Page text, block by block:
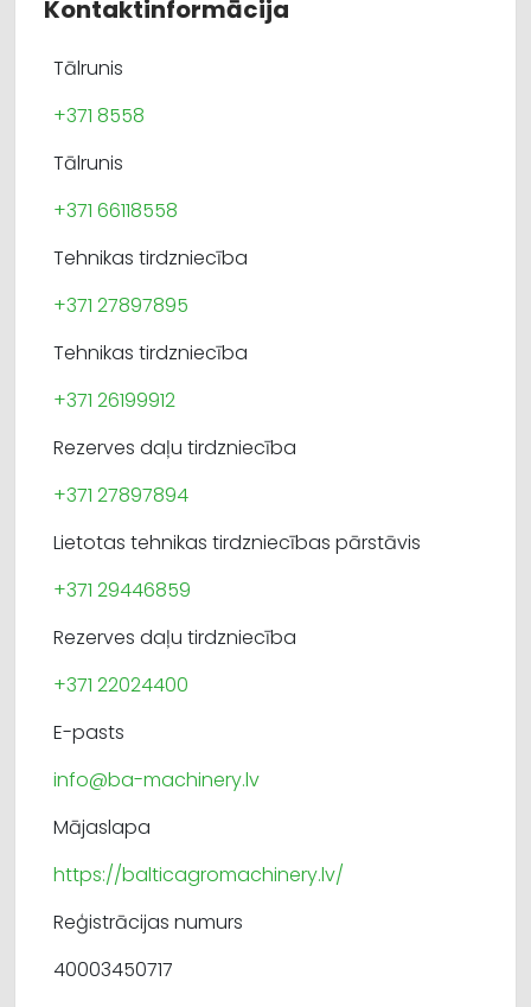
Kontaktinformācija
Tālrunis
+371 8558
Tālrunis
+371 66118558
Tehnikas tirdzniecība
+371 27897895
Tehnikas tirdzniecība
+371 26199912
Rezerves daļu tirdzniecība
+371 27897894
Lietotas tehnikas tirdzniecības pārstāvis
+371 29446859
Rezerves daļu tirdzniecība
+371 22024400
E-pasts
info@ba-machinery.lv
Mājaslapa
https://balticagromachinery.lv/
Reģistrācijas numurs
40003450717